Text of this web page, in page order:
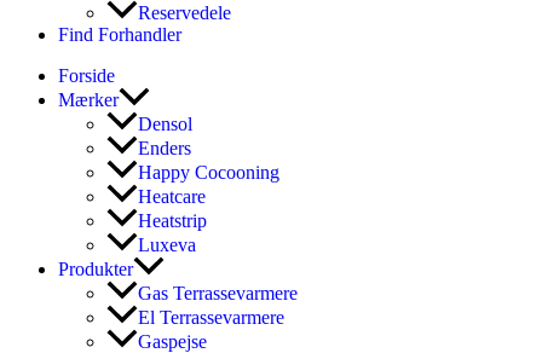
Reservedele
Find Forhandler
Forside
Mærker
Densol
Enders
Happy Cocooning
Heatcare
Heatstrip
Luxeva
Produkter
Gas Terrassevarmere
El Terrassevarmere
Gaspejse